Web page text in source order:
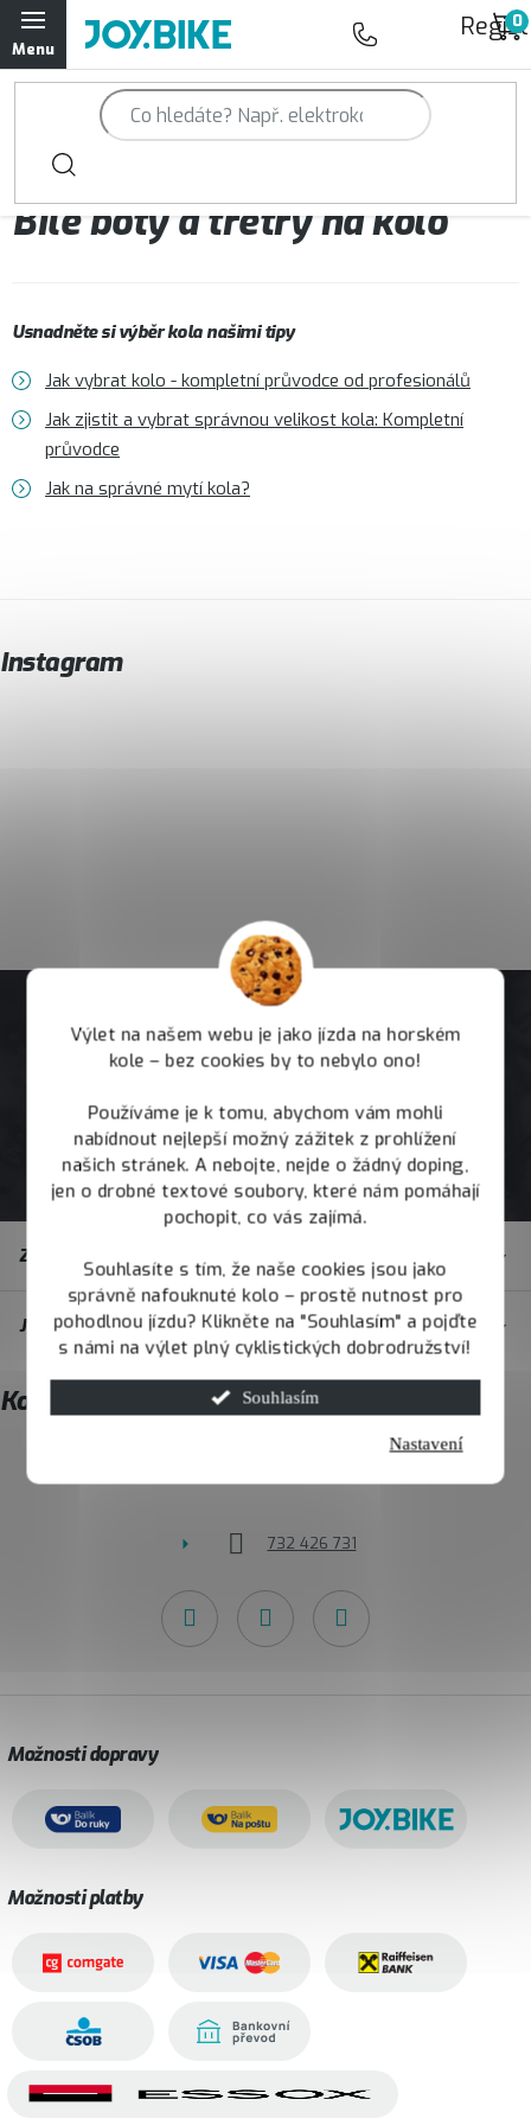
Výlet na našem webu je jako jízda na horském
kole – bez cookies by to nebylo ono!
Používáme je k tomu, abychom vám mohli
nabídnout nejlepší možný zážitek z prohlížení
našich stránek. A nebojte, nejde o žádný doping,
jen o drobné textové soubory, které nám pomáhají
pochopit, co vás zajímá.
Souhlasíte s tím, že naše cookies jsou jako
správně nafouknuté kolo – prostě nutnost pro
pohodlnou jízdu? Klikněte na "Souhlasím" a pojďte
s námi na výlet plný cyklistických dobrodružství!
Souhlasím
Nastavení
Přejít
na
obsah
Trailová kola Qayron
Horská kola Qayron
Dámská horská kola Qayron
Doplňky a oblečení Qayron
Kontakt Servisní a výdejní místa
Bílé boty a tretry na kolo
Usnadněte si výběr kola našimi tipy
Jak vybrat kolo - kompletní průvodce od profesionálů
Jak zjistit a vybrat správnou velikost kola: Kompletní
průvodce
Jak na správné mytí kola?
Instagram
t
í
Zákaznický servis
JOY.BIKE
Kontakt
732 426 731
Možnosti dopravy
Možnosti platby